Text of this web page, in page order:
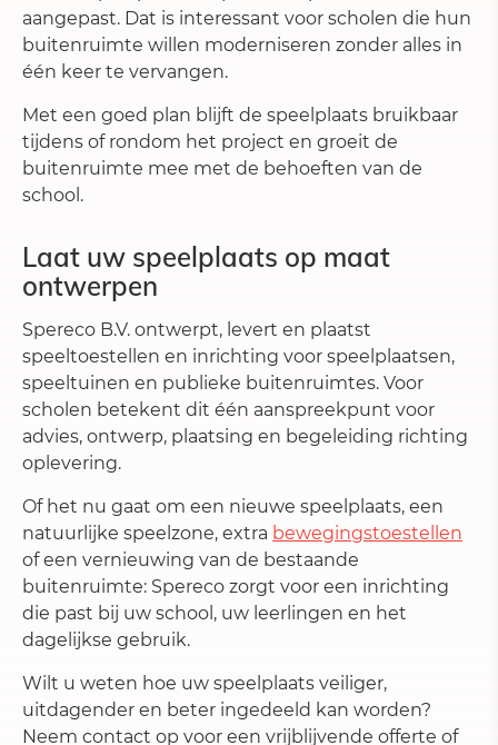
aangepast. Dat is interessant voor scholen die hun
buitenruimte willen moderniseren zonder alles in
één keer te vervangen.
Met een goed plan blijft de speelplaats bruikbaar
tijdens of rondom het project en groeit de
buitenruimte mee met de behoeften van de
school.
Laat uw speelplaats op maat
ontwerpen
Spereco B.V. ontwerpt, levert en plaatst
speeltoestellen en inrichting voor speelplaatsen,
speeltuinen en publieke buitenruimtes. Voor
scholen betekent dit één aanspreekpunt voor
advies, ontwerp, plaatsing en begeleiding richting
oplevering.
Of het nu gaat om een nieuwe speelplaats, een
natuurlijke speelzone, extra bewegingstoestellen
of een vernieuwing van de bestaande
buitenruimte: Spereco zorgt voor een inrichting
die past bij uw school, uw leerlingen en het
dagelijkse gebruik.
Wilt u weten hoe uw speelplaats veiliger,
uitdagender en beter ingedeeld kan worden?
Neem contact op voor een vrijblijvende offerte of